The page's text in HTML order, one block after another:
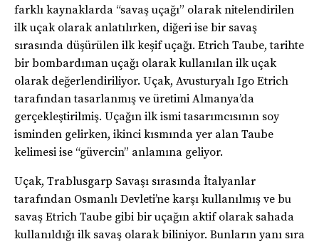
farklı kaynaklarda “savaş uçağı” olarak nitelendirilen
ilk uçak olarak anlatılırken, diğeri ise bir savaş
sırasında düşürülen ilk keşif uçağı. Etrich Taube, tarihte
bir bombardıman uçağı olarak kullanılan ilk uçak
olarak değerlendiriliyor. Uçak, Avusturyalı Igo Etrich
tarafından tasarlanmış ve üretimi Almanya’da
gerçekleştirilmiş. Uçağın ilk ismi tasarımcısının soy
isminden gelirken, ikinci kısmında yer alan Taube
kelimesi ise “güvercin” anlamına geliyor.
Uçak, Trablusgarp Savaşı sırasında İtalyanlar
tarafından Osmanlı Devleti’ne karşı kullanılmış ve bu
savaş Etrich Taube gibi bir uçağın aktif olarak sahada
kullanıldığı ilk savaş olarak biliniyor. Bunların yanı sıra